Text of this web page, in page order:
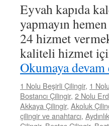
Eyvah kapıda
yapmayın
24 hizmet
kaliteli hizmet
Okumaya devam
1 Nolu Beşirli Çilingir, 1
Bostancı Çilingir, 2 Nolu
Akkaya Çilingir, Akoluk
çilingir ve anahtarcı,